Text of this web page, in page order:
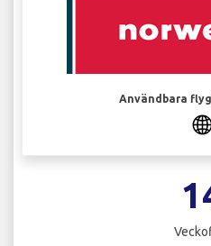
Användbara